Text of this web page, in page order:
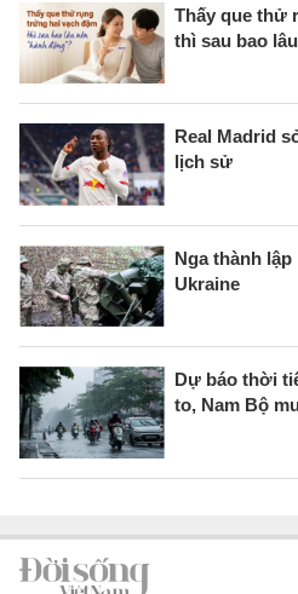
Thấy que thử
thì sau bao
Real Madrid
lịch sử
Nga thành
Ukraine
Dự báo thời
to, Nam Bộ